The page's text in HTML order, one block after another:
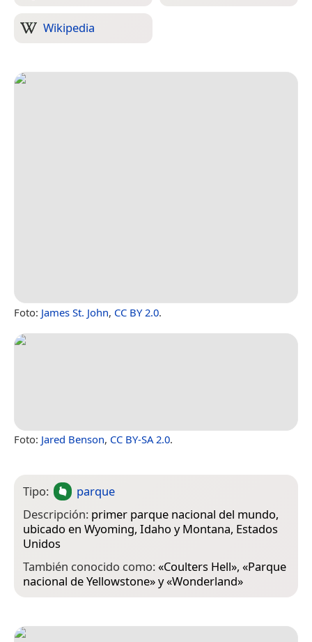
Wikipedia
Foto: James St. John, CC BY 2.0.
Foto: Jared Benson, CC BY-SA 2.0.
Tipo:
parque
Descripción: primer parque nacional del mundo,
ubicado en Wyoming, Idaho y Montana, Estados
Unidos
También conocido como:«Coulters Hell», «Parque
nacional de Yellowstone» y «Wonderland»